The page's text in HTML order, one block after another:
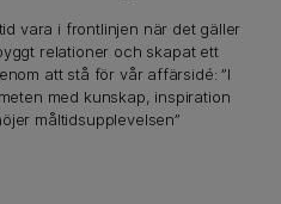
vara i frontlinjen när det gäller
relationer och skapat ett
att stå för vår affärsidé: ”I
med kunskap, inspiration
måltidsupplevelsen”